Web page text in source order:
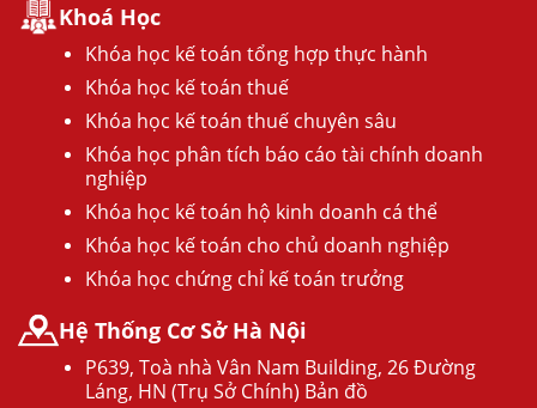
Khoá Học
Khóa học kế toán tổng hợp thực hành
Khóa học kế toán thuế
Khóa học kế toán thuế chuyên sâu
Khóa học phân tích báo cáo tài chính doanh
nghiệp
Khóa học kế toán hộ kinh doanh cá thể
Khóa học kế toán cho chủ doanh nghiệp
Khóa học chứng chỉ kế toán trưởng
Hệ Thống Cơ Sở Hà Nội
P639, Toà nhà Vân Nam Building, 26 Đường
Láng, HN (Trụ Sở Chính) Bản đồ